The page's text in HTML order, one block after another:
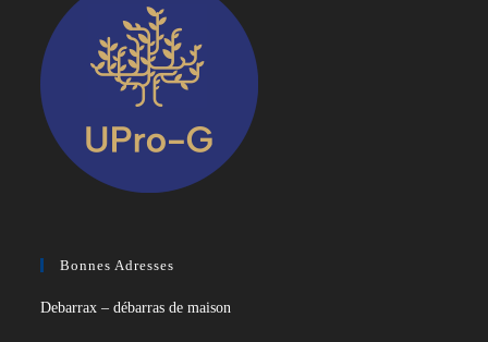
Bonnes Adresses
Debarrax – débarras de maison